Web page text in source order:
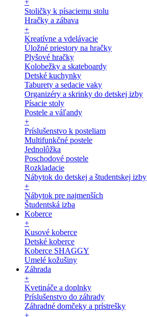
+
Stoličky k písaciemu stolu
Hračky a zábava
+
Kreatívne a vdelávacie
Úložné priestory na hračky
Plyšové hračky
Kolobežky a skateboardy
Detské kuchynky
Taburety a sedacie vaky
Organizéry a skrinky do detskej izby
Písacie stoly
Postele a váľandy
+
Príslušenstvo k posteliam
Multifunkčné postele
Jednolôžka
Poschodové postele
Rozkladacie
Nábytok do detskej a študentskej izby
+
Nábytok pre najmenších
Študentská izba
Koberce
+
Kusové koberce
Detské koberce
Koberce SHAGGY
Umelé kožušiny
Záhrada
+
Kvetináče a doplnky
Príslušenstvo do záhrady
Záhradné domčeky a prístrešky
+